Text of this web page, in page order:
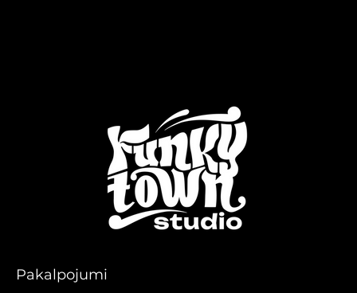
Pakalpojumi